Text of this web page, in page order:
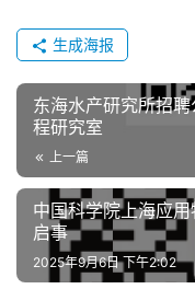
生成海报
东海水产研究所招
程研究室
上一篇
中国科学院上海应
启事
2025年9月6日 下午2:02